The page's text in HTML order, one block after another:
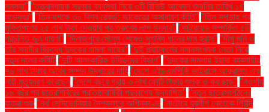
সমস্যা" "তত্ত্বাবধায়ক সরকার ব্যবস্থা নিয়ে ৩টি রিভিউ আবেদন শুনানির তারিখ ১৭
নভেম্বর" "তিন দশকে ৩০ বিশ্ব রেকর্ড: জাকেরের অসাধারণ কীর্তি" "তিন সপ্তাহ পর
মুক্তিপণের ২৫ লাখ টাকা দেওয়ার পর তরুণের লাশ উদ্ধার" "থাইরয়েড সম্পর্কিত ৫টি
প্রচলিত ভুল ধারণা" "দিনাজপুরে মৌসুম শেষেও সুগন্ধি ধানের দাম হ্রাস" "দীপু মনি ও
তাঁর স্বামীর বিরুদ্ধে দুদকের মামলা দায়ের" "দুই প্ল্যাটফর্মের সমানসংখ্যক নেতা নিয়ে
নতুন দলের কমিটি "দুটি আলংকারিক উদ্ভিদের বিবরণ" "দুদকের মামলায় ইয়াবা ব্যবসায়ীর
৭৬ লাখ টাকার অবৈধ সম্পদ উদ্ধারের দাবি "দেশে এইচএমপিভি ভাইরাসে আক্রান্ত এক
নারী মৃত্যুবরণ করেছেন "দেশে বছরে প্রায় ৩ লাখ কোটি টাকার শুল্ক ও কর ছাড়" "নওগাঁয়
১৬ বছর পর ছাত্রশিবিরের প্রতিষ্ঠাবার্ষিকী প্রকাশ্যে উদযাপিত" "নতুন ছাত্রসংগঠনের
যাত্রা শুরু "নর্থ মেসিডোনিয়ার নৈশক্লাবে অগ্নিকাণ্ড "নাটোরে যুবলীগ নেতাকে পিটুনি